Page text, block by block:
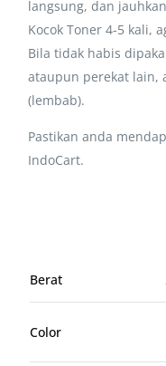
langsung, dan
Kocok Toner 4-5 kali,
Bila tidak habis
ataupun perekat lain,
(lembab).
Pastikan anda
IndoCart.
Berat
Color